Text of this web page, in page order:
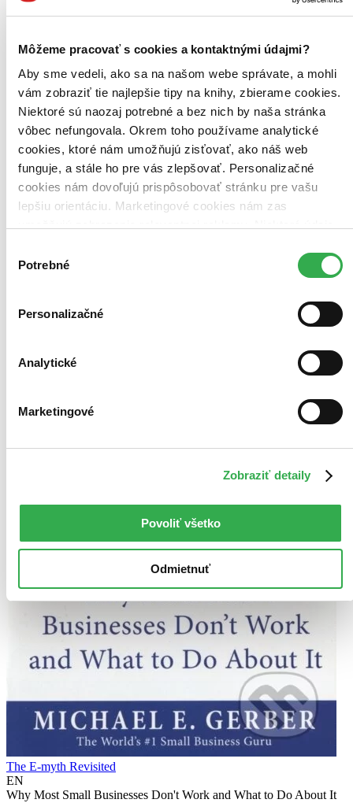
Môžeme pracovať s cookies a kontaktnými údajmi?
Aby sme vedeli, ako sa na našom webe správate, a mohli
vám zobraziť tie najlepšie tipy na knihy, zbierame cookies.
Niektoré sú naozaj potrebné a bez nich by naša stránka
vôbec nefungovala. Okrem toho používame analytické
cookies, ktoré nám umožňujú zisťovať, ako náš web
funguje, a stále ho pre vás zlepšovať. Personalizačné
cookies nám dovoľujú prispôsobovať stránku pre vašu
lepšiu orientáciu. Marketingové cookies nám zas
keby sme mohli používať všetky tieto cookies. Ďakujeme!
súhlasu
Potrebné
Personalizačné
Analytické
Marketingové
Zobraziť detaily
Povoliť všetko
Odmietnuť
12,80 €
Túto knihu máme síce aktuálne na sklade, máme však už iba
Dodanie ďalších môže trvať dlhšie, zvyčajne do 17 dní.
Pridať do zoznamu
Vložiť do košíka
6,95 €
Ihneď na stiahnutie
Máte čítačku, tablet alebo mobil? Stiahnite si do nich e-knihu:
budete ju mať hneď a ešte aj ušetríte život stromom. Viac
informácii o e-knihách nájdete tu.
Pridať do zoznamu
The E-myth Revisited
EN
Why Most Small Businesses Don't Work and What to Do About It